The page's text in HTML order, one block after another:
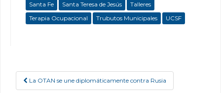
Santa Fe
Santa Teresa de Jesús
Talleres
Terapia Ocupacional
Trubutos Municipales UCSF
Post navigation
La OTAN se une diplomáticamente contra Rusia